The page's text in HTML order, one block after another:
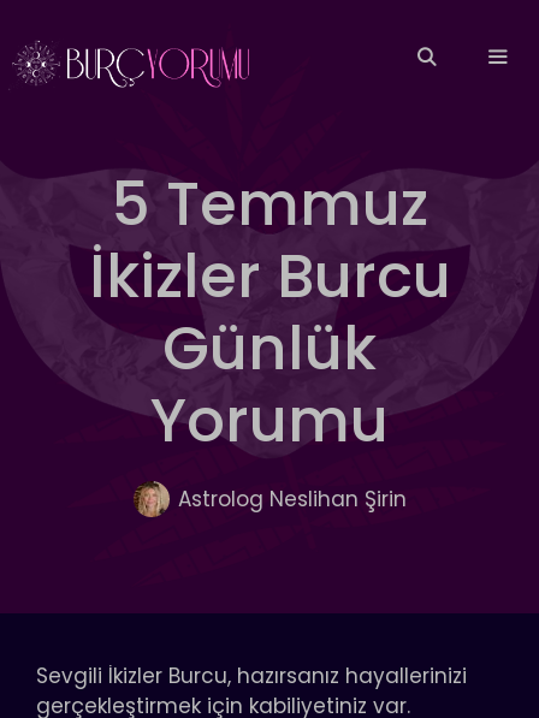
atla
5 Temmuz
İkizler Burcu
Günlük
Yorumu
Astrolog Neslihan Şirin
Sevgili İkizler Burcu, hazırsanız hayallerinizi
gerçekleştirmek için kabiliyetiniz var.